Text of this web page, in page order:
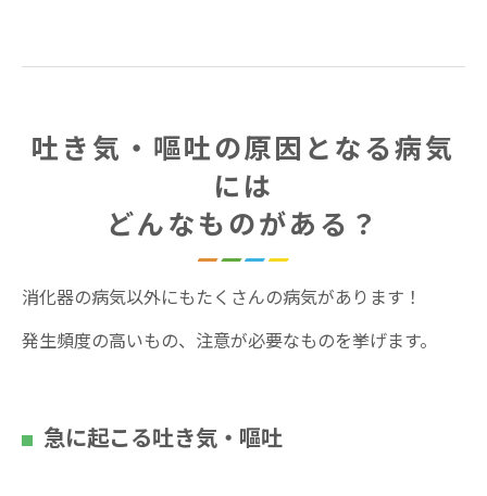
吐き気・嘔吐の原因となる病気
には
どんなものがある？
消化器の病気以外にもたくさんの病気があります！
発生頻度の高いもの、注意が必要なものを挙げます。
急に起こる吐き気・嘔吐